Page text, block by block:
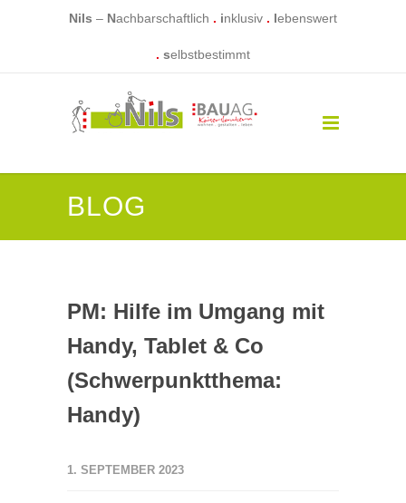
Nils – Nachbarschaftlich . inklusiv . lebenswert
. selbstbestimmt
BLOG
PM: Hilfe im Umgang mit
Handy, Tablet & Co
(Schwerpunktthema:
Handy)
1. SEPTEMBER 2023